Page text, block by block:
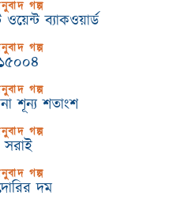
গল্প
ওয়েন্ট ব্যাকওয়ার্ড
গল্প
১৫০০৪
গল্প
শূন্য শতাংশ
গল্প
সরাই
গল্প
দম